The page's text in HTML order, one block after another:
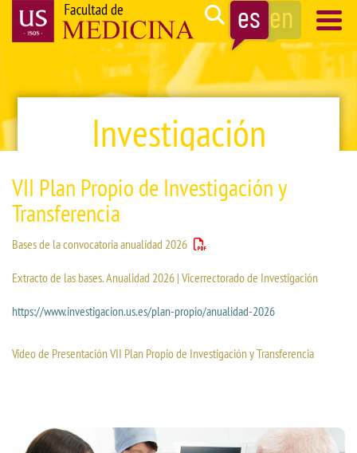
Pasar
Search
Investigación
VII Plan Propio de Investigación y
Transferencia
Bases de la convocatoria anualidad 2026
Extracto de las bases. Anualidad 2026 | Vicerrectorado de Investigación
https://www.investigacion.us.es/plan-propio/anualidad-2026
Vídeo de Presentación VII Plan Propio de Investigación y Transferencia